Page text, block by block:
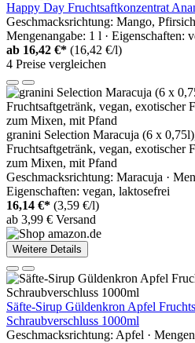
Happy Day Fruchtsaftkonzentrat
Geschmacksrichtung: Mango,
Mengenangabe: 1 l · Eigenschaften:
ab 16,42 €* (16,42 €/l)
4 Preise vergleichen
granini Selection Maracuja (6 x
Fruchtsaftgetränk, vegan, exotischer
zum Mixen, mit Pfand
Geschmacksrichtung: Maracuja ·
Eigenschaften: vegan, laktosefrei
16,14 €* (3,59 €/l)
ab 3,99 € Versand
Weitere Details
Säfte-Sirup Güldenkron Apfel
Schraubverschluss 1000ml
Geschmacksrichtung: Apfel ·